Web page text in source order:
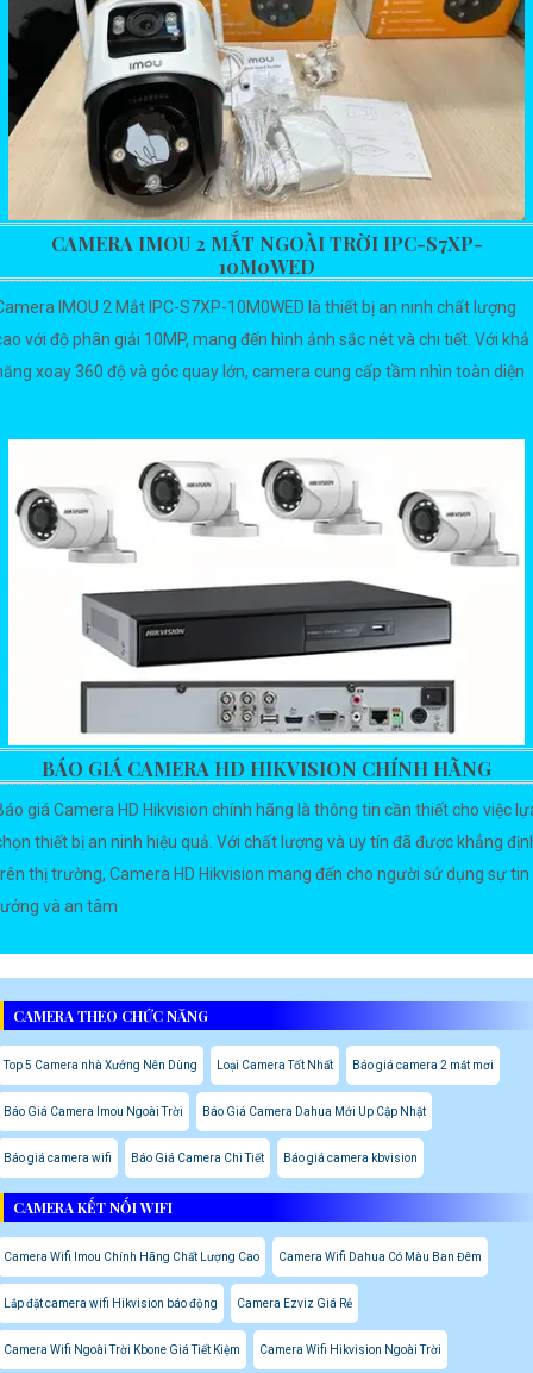
CAMERA IMOU 2 MẮT NGOÀI TRỜI IPC-S7XP-
10M0WED
IMOU 2 Mắt IPC-S7XP-10M0WED là thiết bị an ninh chất lượng
với độ phân giải 10MP, mang đến hình ảnh sắc nét và chi tiết. Với khả
xoay 360 độ và góc quay lớn, camera cung cấp tầm nhìn toàn diện
BÁO GIÁ CAMERA HD HIKVISION CHÍNH HÃNG
giá Camera HD Hikvision chính hãng là thông tin cần thiết cho việc
thiết bị an ninh hiệu quả. Với chất lượng và uy tín đã được khẳng
thị trường, Camera HD Hikvision mang đến cho người sử dụng sự tin
và an tâm
CAMERA THEO CHỨC NĂNG
Top 5 Camera nhà Xưởng Nên Dùng Loại Camera Tốt Nhất Báo giá camera 2 mắt mơi
Báo Giá Camera Imou Ngoài Trời Báo Giá Camera Dahua Mới Up Cập Nhật
Báo giá camera wifi Báo Giá Camera Chi Tiết Báo giá camera kbvision
CAMERA KẾT NỐI WIFI
Camera Wifi Imou Chính Hãng Chất Lượng Cao Camera Wifi Dahua Có Màu Ban Đêm
Lắp đặt camera wifi Hikvision báo động Camera Ezviz Giá Rẻ
Camera Wifi Ngoài Trời Kbone Giá Tiết Kiệm Camera Wifi Hikvision Ngoài Trời